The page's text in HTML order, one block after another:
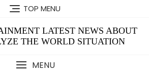
TOP MENU
LATEST NEWS ABOUT
THE WORLD SITUATION
MENU